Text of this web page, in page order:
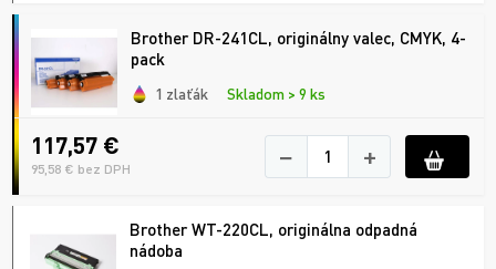
Brother DR-241CL, originálny valec, CMYK, 4-
pack
1 zlaťák Skladom > 9 ks
117,57 €
95,58 € bez DPH − +
Brother WT-220CL, originálna odpadná
nádoba